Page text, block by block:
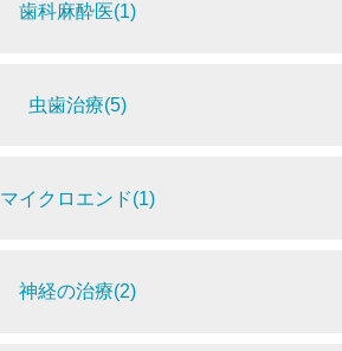
歯科麻酔医(1)
虫歯治療(5)
マイクロエンド(1)
神経の治療(2)